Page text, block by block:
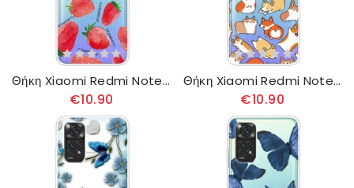
Θήκη Xiaomi Redmi Note 11 Pro 4G / 5G Φράουλες / I Love Strawberry
€10.90
Θήκη Xiaomi Redmi Note 11 Pro 4G / 5G Πολλαπλά Σκυλιά
€10.90